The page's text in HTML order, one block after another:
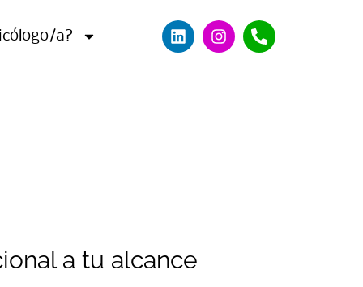
a?
a tu alcance